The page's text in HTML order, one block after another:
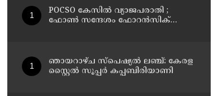
POCSO കേസിൽ വ്യാജപരാതി ;
ഫോൺ സന്ദേശം ഫോറൻസിക്
ഞായറാഴ്ച സ്പെഷ്യൽ ലഞ്ച്: കേരള
സ്റ്റൈൽ സൂപ്പർ കപ്പബിരിയാണി